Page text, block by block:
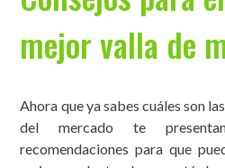
mejor valla de
Ahora que ya sabes cuáles son
del mercado te
recomendaciones para que